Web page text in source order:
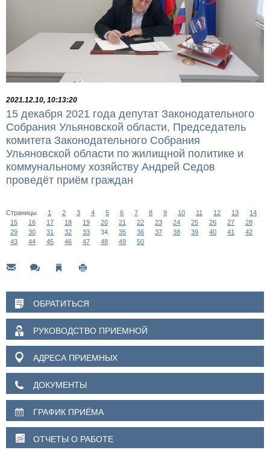
2021.12.10, 10:13:20
15 декабря 2021 года депутат Законодательного
Собрания Ульяновской области, Председатель
комитета Законодательного Собрания
Ульяновской области по жилищной политике и
коммунальному хозяйству Андрей Седов
проведёт приём граждан
Страницы 1 2 3 4 5 6 7 8 9 10 11 12 13
14
15
16 17 18 19 20 21 22 23 24 25 26 27
28
29
30 31 32 33 34 35 36 37 38 39 40 41
42
43
44 45 46 47 48 49 50
ОБРАТИТЬСЯ
РУКОВОДСТВО ПРИЕМНОЙ
АДРЕСА ПРИЕМНЫХ
ДОКУМЕНТЫ
ГРАФИК ПРИЁМА
ОТЧЕТЫ О РАБОТЕ